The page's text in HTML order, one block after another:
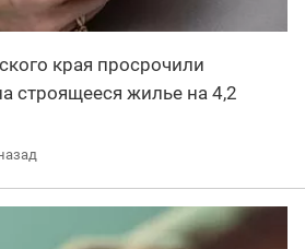
края просрочили
строящееся жилье на 4,2